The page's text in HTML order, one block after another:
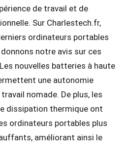
de travail et de
Sur Charlestech.fr,
ordinateurs portables
notre avis sur ces
nouvelles batteries à haute
une autonomie
nomade. De plus, les
dissipation thermique ont
ordinateurs portables plus
améliorant ainsi le